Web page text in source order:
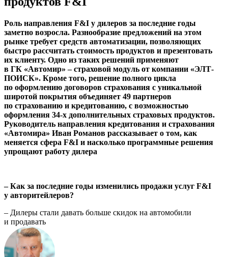
Роль направления F&I у дилеров за последние годы
заметно возросла. Разнообразие предложений на этом
рынке требует средств автоматизации, позволяющих
быстро рассчитать стоимость продуктов и презентовать
их клиенту. Одно из таких решений применяют
в ГК «Автомир» – страховой модуль от компании «ЭЛТ-
ПОИСК». Кроме того, решение полного цикла
по оформлению договоров страхования с уникальной
широтой покрытия объединяет 49 партнеров
по страхованию и кредитованию, с возможностью
оформления 34-х дополнительных страховых продуктов.
Руководитель направления кредитования и страхования
«Автомира» Иван Романов рассказывает о том, как
меняется сфера F&I и насколько программные решения
упрощают работу дилера
– Как за последние годы изменились про­дажи услуг F&I
у авторитейлеров?
– Дилеры стали давать больше скидок на автомобили
и продавать